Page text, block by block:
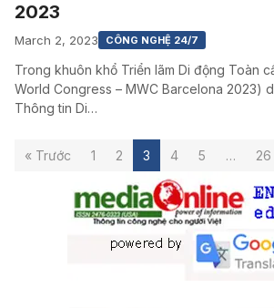
2023
March 2, 2023 CÔNG NGHỆ 24/7
Trong khuôn khổ Triển lãm Di động Toàn
World Congress – MWC Barcelona 2023)
Thông tin Di…
« Trước 1 2 3 4 5 … 26